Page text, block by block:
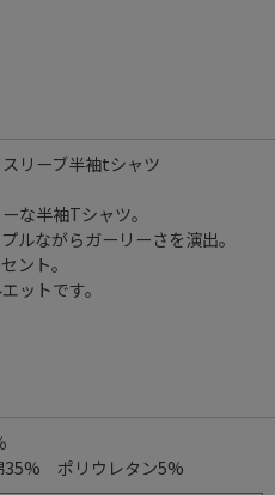
リーブ半袖tシャツ
な半袖Tシャツ。
ルながらガーリーさを演出。
ント。
ットです。
ポリウレタン5%